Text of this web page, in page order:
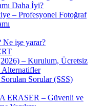
Daha İyi?
– Profesyonel Fotoğraf
Ne işe yarar?
– Kurulum, Ücretsiz
Alternatifler
Sorular (SSS)
ERASER – Güvenli ve